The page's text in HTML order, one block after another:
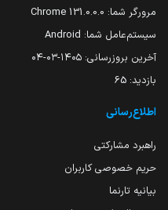
مرورگر شما: 131.0.0.0 Chrome
سیستم‌عامل شما: Android
آخرین بروزرسانی: ۱۴۰۵-۰۳-۰۴
بازدید: 65
اطلاع‌رسانی
راهبرد مشارکتی
حریم خصوصی کاربران
بیانیه تارنما